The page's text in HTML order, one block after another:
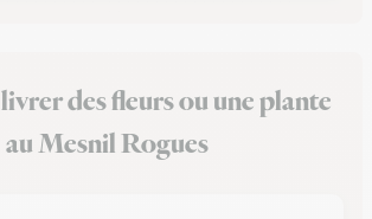
des fleurs ou une plante
au Mesnil Rogues